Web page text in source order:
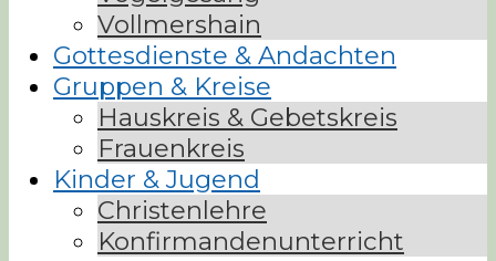
Vollmershain
Gottesdienste & Andachten
Gruppen & Kreise
Hauskreis & Gebetskreis
Frauenkreis
Kinder & Jugend
Christenlehre
Konfirmandenunterricht